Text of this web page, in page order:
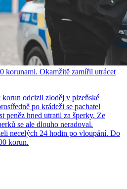
korunami. Okamžitě zamířil utrácet
odcizil zloděj v plzeňské
po krádeži se pachatel
peněz hned utratil za šperky. Ze
se ale dlouho neradoval.
necelých 24 hodin po vloupání. Do
korun.